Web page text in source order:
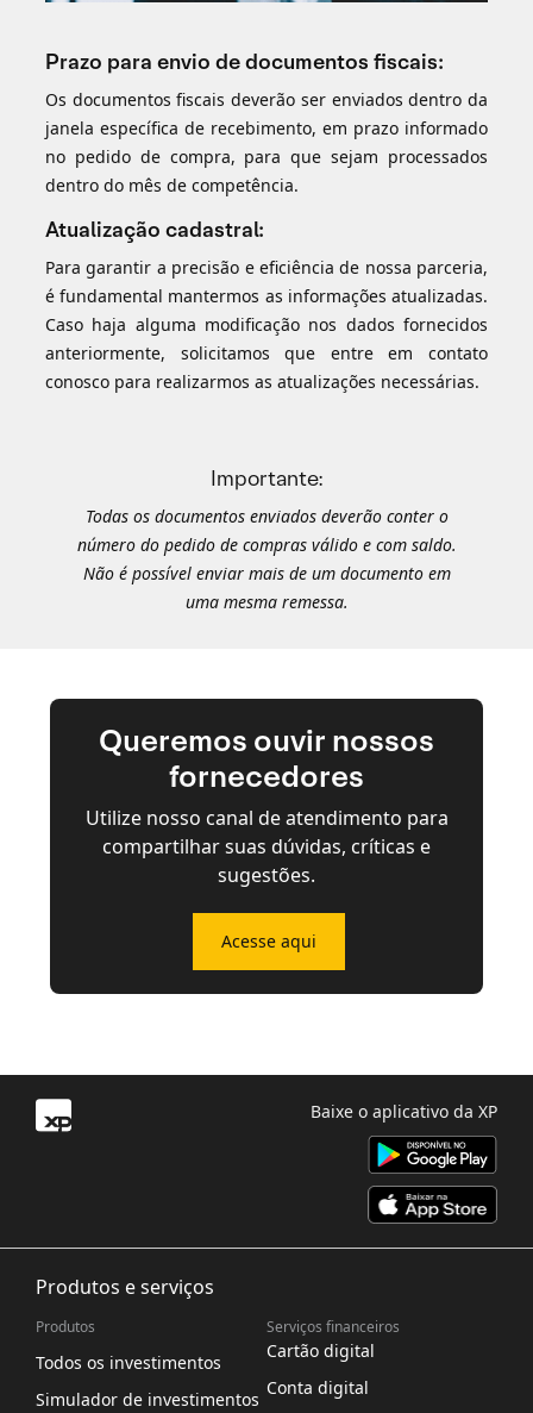
Prazo para envio de documentos fiscais:
Os documentos fiscais deverão ser enviados dentro da
janela específica de recebimento, em prazo informado
no pedido de compra, para que sejam processados
dentro do mês de competência.
Atualização cadastral:
Para garantir a precisão e eficiência de nossa parceria,
é fundamental mantermos as informações atualizadas.
Caso haja alguma modificação nos dados fornecidos
anteriormente, solicitamos que entre em contato
conosco para realizarmos as atualizações necessárias.
Importante:
Todas os documentos enviados deverão conter o
número do pedido de compras válido e com saldo.
Não é possível enviar mais de um documento em
uma mesma remessa.
Queremos ouvir nossos
fornecedores
Utilize nosso canal de atendimento para
compartilhar suas dúvidas, críticas e
sugestões.
Acesse aqui
Baixe o aplicativo da XP
Produtos e serviços
Produtos
Todos os investimentos
Simulador de investimentos
Serviços financeiros
Cartão digital
Conta digital